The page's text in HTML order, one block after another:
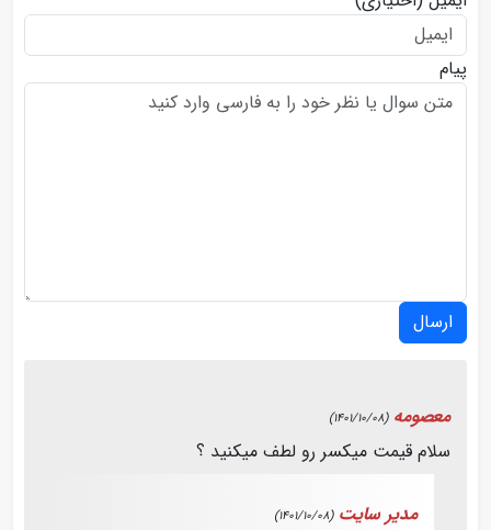
پیام
ارسال
معصومه (1401/10/08)
سلام قیمت میکسر رو لطف میکنید ؟
مدیر سایت (1401/10/08)